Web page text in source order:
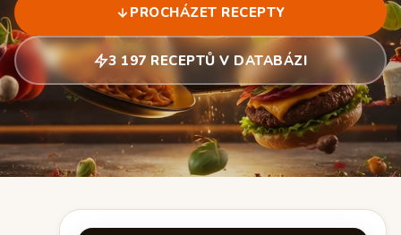
PROCHÁZET RECEPTY
3 197 RECEPTŮ V DATABÁZI